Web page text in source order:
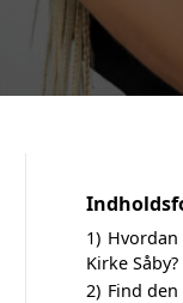
1)
Kirke Såby?
2) Find